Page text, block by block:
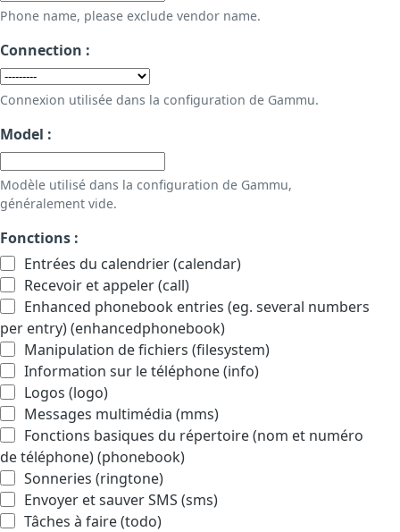
Phone name, please exclude vendor name.
Connection :
Connexion utilisée dans la configuration de Gammu.
Model :
Modèle utilisé dans la configuration de Gammu,
généralement vide.
Fonctions :
Entrées du calendrier (calendar)
Recevoir et appeler (call)
Enhanced phonebook entries (eg. several numbers
per entry) (enhancedphonebook)
Manipulation de fichiers (filesystem)
Information sur le téléphone (info)
Logos (logo)
Messages multimédia (mms)
Fonctions basiques du répertoire (nom et numéro
de téléphone) (phonebook)
Sonneries (ringtone)
Envoyer et sauver SMS (sms)
Tâches à faire (todo)